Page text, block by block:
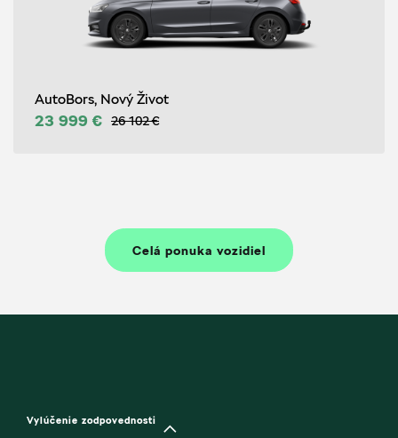
AutoBors, Nový Život
23 999 € 26 102 €
Celá ponuka vozidiel
Vylúčenie zodpovednosti